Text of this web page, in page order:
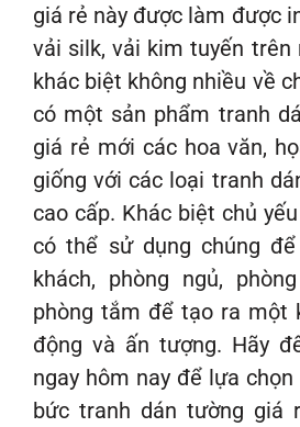
giá rẻ này được làm được
vải silk, vải kim tuyến trên
khác biệt không nhiều về
có một sản phẩm tranh
giá rẻ mới các hoa văn,
giống với các loại tranh
cao cấp. Khác biệt chủ
có thể sử dụng chúng
khách, phòng ngủ,
phòng tắm để tạo ra một
động và ấn tượng. Hãy
ngay hôm nay để lựa
bức tranh dán tường giá